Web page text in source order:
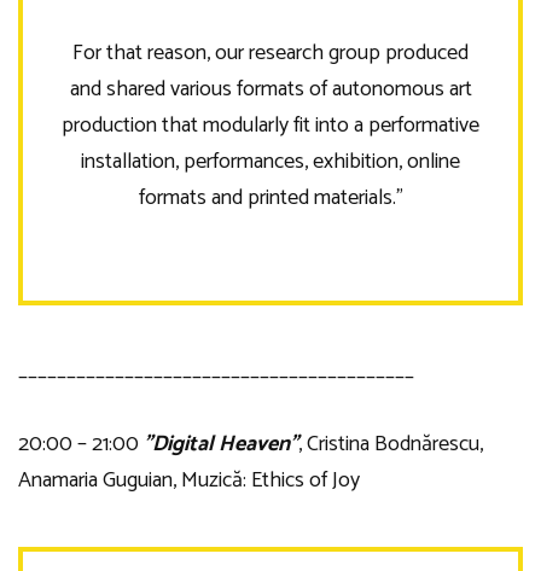
For that reason, our research group produced
and shared various formats of autonomous art
production that modularly fit into a performative
installation, performances, exhibition, online
formats and printed materials.”
_________________________________________
20:00 – 21:00 ”Digital Heaven”, Cristina Bodnărescu,
Anamaria Guguian, Muzică: Ethics of Joy